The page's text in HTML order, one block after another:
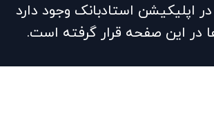
اپلیکیشن استادبانک وجود دارد
در این صفحه قرار گرفته است.